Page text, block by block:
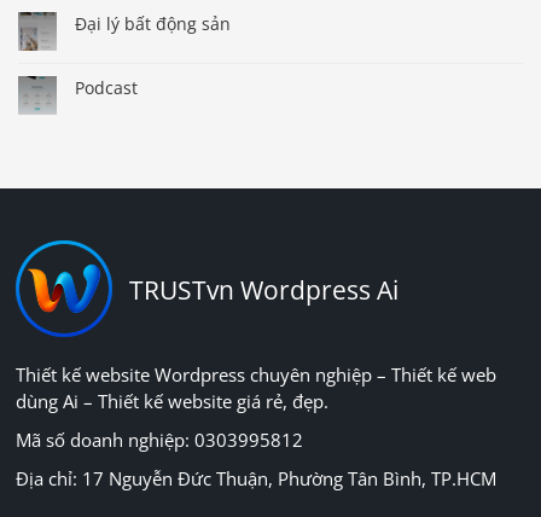
Đại lý bất động sản
Podcast
TRUSTvn Wordpress Ai
Thiết kế website Wordpress chuyên nghiệp – Thiết kế web
dùng Ai – Thiết kế website giá rẻ, đẹp.
Mã số doanh nghiệp: 0303995812
Địa chỉ: 17 Nguyễn Đức Thuận, Phường Tân Bình, TP.HCM